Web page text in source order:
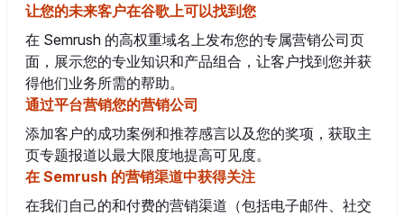
让您的未来客户在谷歌上可以找到您
在 Semrush 的高权重域名上发布您的专属营销公司页
面，展示您的专业知识和产品组合，让客户找到您并获
得他们业务所需的帮助。
通过平台营销您的营销公司
添加客户的成功案例和推荐感言以及您的奖项，获取主
页专题报道以最大限度地提高可见度。
在 Semrush 的营销渠道中获得关注
在我们自己的和付费的营销渠道（包括电子邮件、社交